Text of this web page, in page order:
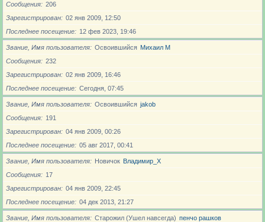
Сообщения
206
Зарегистрирован
02 янв 2009, 12:50
Последнее посещение
12 фев 2023, 19:46
Звание, Имя пользователя Освоившийся Михаил М
Сообщения
232
Зарегистрирован
02 янв 2009, 16:46
Последнее посещение
Сегодня, 07:45
Звание, Имя пользователя Освоившийся jakob
Сообщения
191
Зарегистрирован
04 янв 2009, 00:26
Последнее посещение
05 авг 2017, 00:41
Звание, Имя пользователя Новичoк Владимир_X
Сообщения
17
Зарегистрирован
04 янв 2009, 22:45
Последнее посещение
04 дек 2013, 21:27
Звание, Имя пользователя Старожил (Ушел навсегда) пенчо рашков